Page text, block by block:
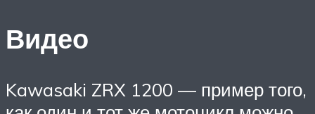
Видео
Kawasaki ZRX 1200 — пример того,